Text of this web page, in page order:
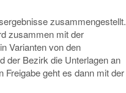
zusammengestellt.
zusammen mit der
Varianten von den
der Bezirk die Unterlagen an
Freigabe geht es dann mit der